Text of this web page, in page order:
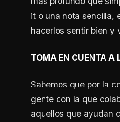
it o una nota sencilla,
hacerlos sentir bien y
TOMA EN CUENTA A
Sabemos que por la
gente con la que
aquellos que ayudan